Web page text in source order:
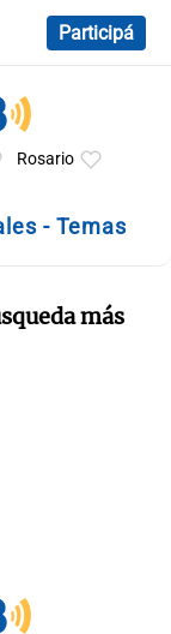
Participá
Rosario
- Temas
más